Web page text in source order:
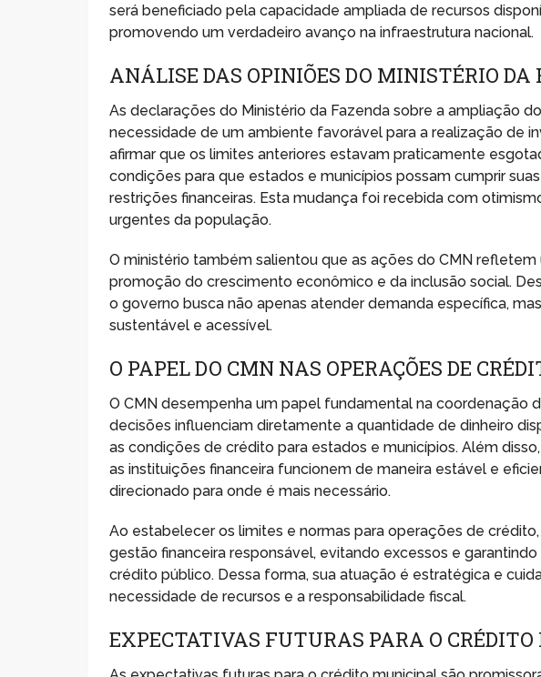
será beneficiado pela capacidade ampliada de recursos
promovendo um verdadeiro avanço na infraestrutura nacional.
ANÁLISE DAS OPINIÕES DO MINISTÉRIO DA
As declarações do Ministério da Fazenda sobre a ampliação
necessidade de um ambiente favorável para a realização de
afirmar que os limites anteriores estavam praticamente
condições para que estados e municípios possam cumprir
restrições financeiras. Esta mudança foi recebida com
urgentes da população.
O ministério também salientou que as ações do CMN
promoção do crescimento econômico e da inclusão social.
o governo busca não apenas atender demanda específica,
sustentável e acessível.
O PAPEL DO CMN NAS OPERAÇÕES DE
O CMN desempenha um papel fundamental na coordenação
decisões influenciam diretamente a quantidade de dinheiro
as condições de crédito para estados e municípios. Além
as instituições financeira funcionem de maneira estável e
direcionado para onde é mais necessário.
Ao estabelecer os limites e normas para operações de
gestão financeira responsável, evitando excessos e
crédito público. Dessa forma, sua atuação é estratégica e
necessidade de recursos e a responsabilidade fiscal.
EXPECTATIVAS FUTURAS PARA O